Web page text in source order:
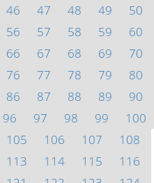
46 47 48 49
50
56 57 58 59
60
66 67 68 69
70
76 77 78 79
80
86 87 88 89
90
96 97 98 99
100
105 106 107
108
113 114 115
116